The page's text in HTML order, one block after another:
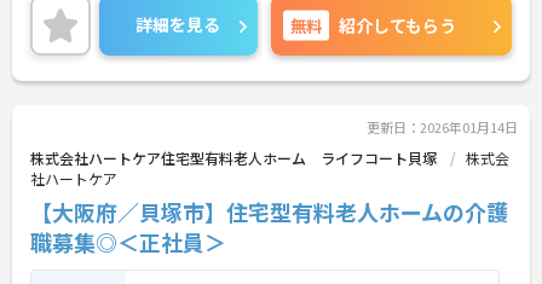
のでご連絡ください♪
詳細を見る 無料 紹介してもらう
更新日：2026年01月14日
株式会社ハートケア住宅型有料老人ホーム ライフコート貝塚
株式会
社ハートケア
【大阪府／貝塚市】住宅型有料老人ホームの介護
職募集◎＜正社員＞